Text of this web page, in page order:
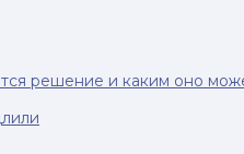
решение и каким оно